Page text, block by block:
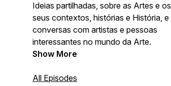
Ideias partilhadas, sobre as Artes e os
seus contextos, histórias e História, e
conversas com artistas e pessoas
interessantes no mundo da Arte.
Show More
All Episodes